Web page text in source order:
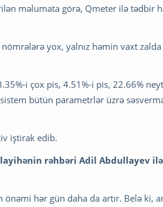
məlumata görə, Qmeter ilə tədbir
yox, yalnız həmin vaxt
i çox pis, 4.51%-i pis, 22.66%
bütün parametrlər üzrə
iştirak edib.
rəhbəri Adil Abdullayev
hər gün daha da artır. Belə ki,